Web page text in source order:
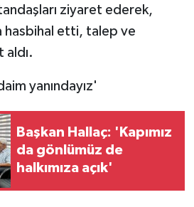
ziyaret ederek,
hasbihal etti, talep ve
yanındayız'
Başkan Hallaç: 'Kapımız
da gönlümüz de
halkımıza açık'